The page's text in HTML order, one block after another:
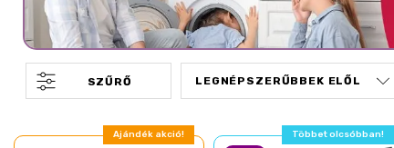
Népszerű keresések
leukoplast ariel lenor finish
SZŰRŐ
Ajándék akció! Többet olcsóbban!